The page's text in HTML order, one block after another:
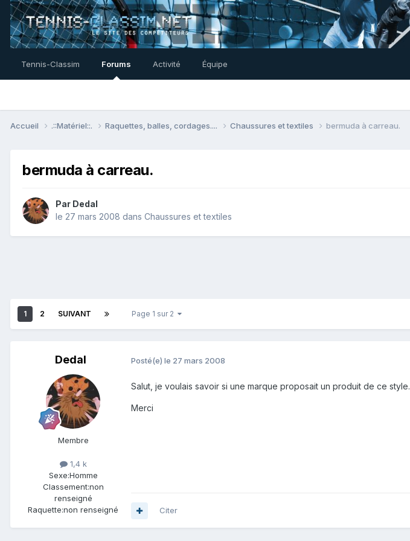
Tennis-Classim Forums Activité Équipe
Accueil .::Matériel::. Raquettes, balles, cordages.... Chaussures et textiles bermuda à carreau.
bermuda à carreau.
Par Dedal
le 27 mars 2008 dans Chaussures et textiles
1 2 SUIVANT Page 1 sur 2
Dedal
Membre
1,4 k
Sexe:Homme
Classement:non
renseigné
Raquette:non renseigné
Posté(e) le 27 mars 2008
Salut, je voulais savoir si une marque proposait un produit de ce style.
Merci
Citer